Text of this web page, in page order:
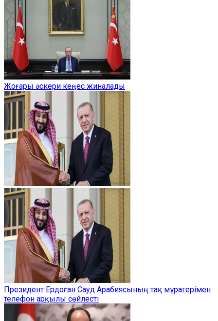
Жоғары әскери кеңес жиналады
Президент Ердоған Сауд Арабиясының тақ мұрагерімен
телефон арқылы сөйлесті